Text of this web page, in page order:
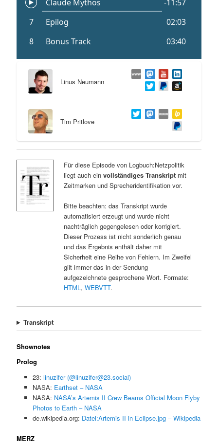
Linus Neumann
Tim Pritlove
Für diese Episode von Logbuch:Netzpolitik
liegt auch ein vollständiges Transkriptmit
Zeitmarken und Sprecheridentifikation vor.
Bitte beachten: das Transkript wurde
automatisiert erzeugt und wurde nicht
nachträglich gegengelesen oder korrigiert.
Dieser Prozess ist nicht sonderlich genau
und das Ergebnis enthält daher mit
Sicherheit eine Reihe von Fehlern. Im Zweifel
gilt immer das in der Sendung
aufgezeichnete gesprochene Wort. Formate:
HTML, WEBVTT.
Transkript
Shownotes
Prolog
23: linuzifer (@linuzifer@23.social)
NASA: Earthset – NASA
NASA: NASA’s Artemis II Crew Beams Official Moon Flyby
Photos to Earth – NASA
de.wikipedia.org: Datei:Artemis II in Eclipse.jpg – Wikipedia
MERZ